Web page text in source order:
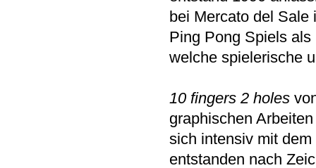
bei Mercato del
Ping Pong Spiels
welche spielerische
10 fingers 2 holes
graphischen
sich intensiv mit
entstanden nach